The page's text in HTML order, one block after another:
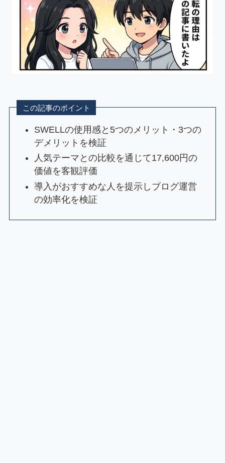
この記事のポイント
SWELLの使用感と5つのメリット・3つの
デメリットを検証
人気テーマとの比較を通じて17,600円の
価値を客観評価
導入がおすすめな人を提示しブログ運営
の効率化を検証